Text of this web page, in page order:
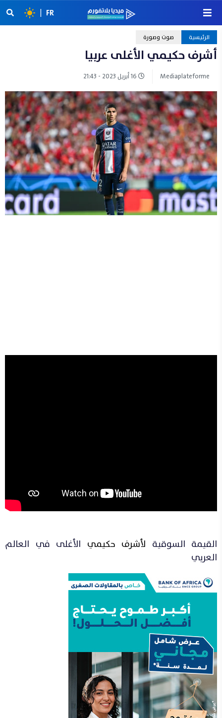
FR
|
الرئيسية صوت وصورة
أشرف حكيمي الأغلى عربيا
Mediaplateforme
القيمة السوقية لأشرف حكيمي الأغلى في العالم
العربي